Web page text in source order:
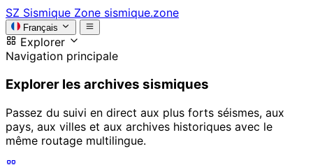
SZ Sismique Zone sismique.zone
Français
Explorer
Navigation principale
Explorer les archives sismiques
Passez du suivi en direct aux plus forts séismes, aux
pays, aux villes et aux archives historiques avec le
même routage multilingue.